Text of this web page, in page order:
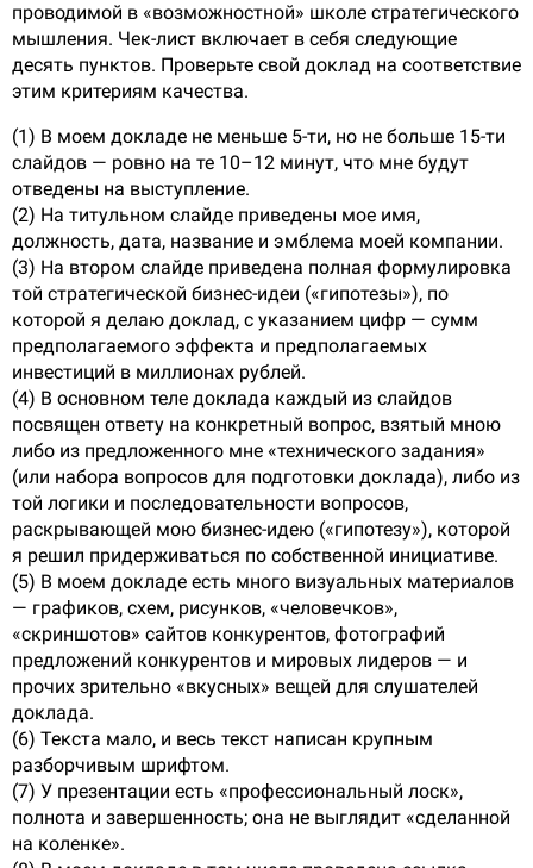
проводимой в «возможностной» школе стратегического
мышления. Чек-лист включает в себя следующие
десять пунктов. Проверьте свой доклад на соответствие
этим критериям качества.
(1) В моем докладе не меньше 5-ти, но не больше 15-ти
слайдов — ровно на те 10–12 минут, что мне будут
отведены на выступление.
(2) На титульном слайде приведены мое имя,
должность, дата, название и эмблема моей компании.
(3) На втором слайде приведена полная формулировка
той стратегической бизнес-идеи («гипотезы»), по
которой я делаю доклад, с указанием цифр — сумм
предполагаемого эффекта и предполагаемых
инвестиций в миллионах рублей.
(4) В основном теле доклада каждый из слайдов
посвящен ответу на конкретный вопрос, взятый мною
либо из предложенного мне «технического задания»
(или набора вопросов для подготовки доклада), либо из
той логики и последовательности вопросов,
раскрывающей мою бизнес-идею («гипотезу»), которой
я решил придерживаться по собственной инициативе.
(5) В моем докладе есть много визуальных материалов
— графиков, схем, рисунков, «человечков»,
«скриншотов» сайтов конкурентов, фотографий
предложений конкурентов и мировых лидеров — и
прочих зрительно «вкусных» вещей для слушателей
доклада.
(6) Текста мало, и весь текст написан крупным
разборчивым шрифтом.
(7) У презентации есть «профессиональный лоск»,
полнота и завершенность; она не выглядит «сделанной
на коленке».